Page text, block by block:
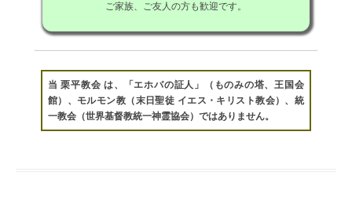
ご家族、ご友人の方も歓迎です。
当 栗平教会 は、「エホバの証人」（ものみの塔、王国会
館）、モルモン教（末日聖徒 イエス・キリスト教会）、統
一教会（世界基督教統一神霊協会）ではありません。